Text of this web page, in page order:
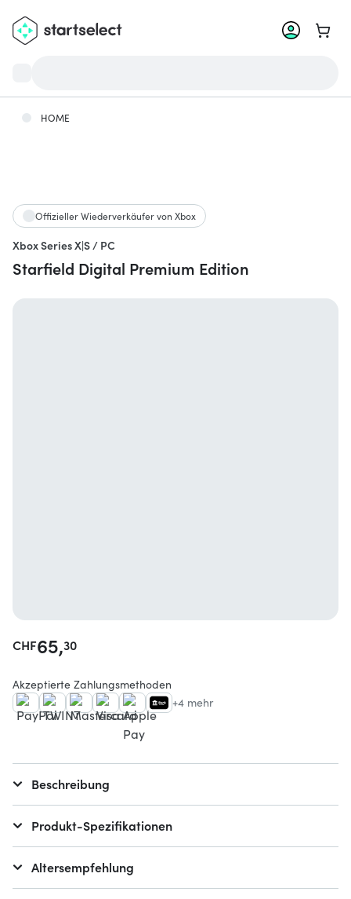
Zum
HOME
Offizieller Wiederverkäufer von Xbox
Xbox Series X|S / PC
Starfield Digital Premium Edition
CHF65,30
Akzeptierte Zahlungsmethoden
+4 mehr
Beschreibung
Produkt-Spezifikationen
Altersempfehlung